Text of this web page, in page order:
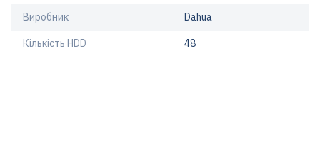
Виробник Dahua
Кількість HDD 48